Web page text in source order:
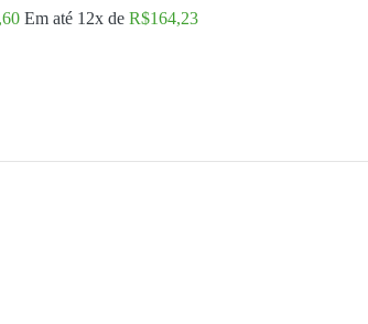
Em até 12x de R$164,23